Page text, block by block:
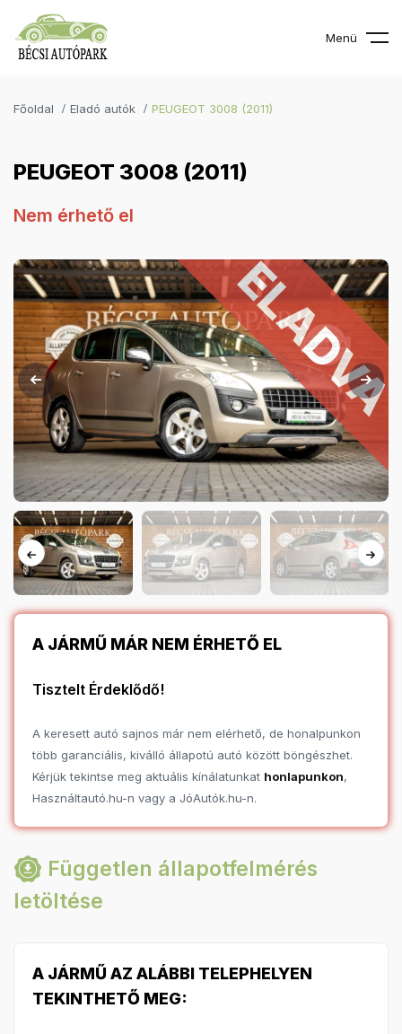
Menü
Főoldal Eladó autók PEUGEOT 3008 (2011)
PEUGEOT 3008 (2011)
Nem érhető el
A JÁRMŰ MÁR NEM ÉRHETŐ EL
Tisztelt Érdeklődő!
A keresett autó sajnos már nem elérhető, de honalpunkon
több garanciális, kiválló állapotú autó között böngészhet.
Kérjük tekintse meg aktuális kínálatunkat honlapunkon,
Használtautó.hu-n vagy a JóAutók.hu-n.
Független állapotfelmérés
letöltése
A JÁRMŰ AZ ALÁBBI TELEPHELYEN
TEKINTHETŐ MEG: